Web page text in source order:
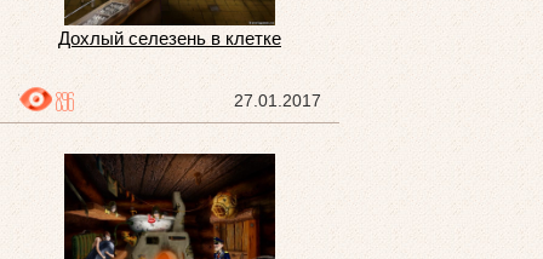
Дохлый селезень в клетке
27.01.2017
896